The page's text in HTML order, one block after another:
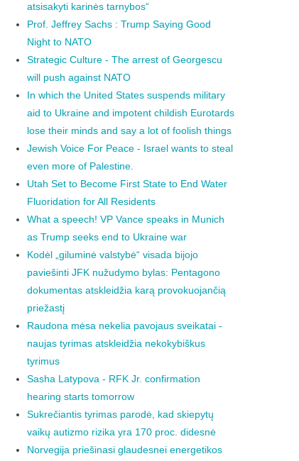
atsisakyti karinės tarnybos“
Prof. Jeffrey Sachs : Trump Saying Good
Night to NATO
Strategic Culture - The arrest of Georgescu
will push against NATO
In which the United States suspends military
aid to Ukraine and impotent childish Eurotards
lose their minds and say a lot of foolish things
Jewish Voice For Peace - Israel wants to steal
even more of Palestine.
Utah Set to Become First State to End Water
Fluoridation for All Residents
What a speech! VP Vance speaks in Munich
as Trump seeks end to Ukraine war
Kodėl „giluminė valstybė“ visada bijojo
paviešinti JFK nužudymo bylas: Pentagono
dokumentas atskleidžia karą provokuojančią
priežastį
Raudona mėsa nekelia pavojaus sveikatai -
naujas tyrimas atskleidžia nekokybiškus
tyrimus
Sasha Latypova - RFK Jr. confirmation
hearing starts tomorrow
Sukrečiantis tyrimas parodė, kad skiepytų
vaikų autizmo rizika yra 170 proc. didesnė
Norvegija priešinasi glaudesnei energetikos